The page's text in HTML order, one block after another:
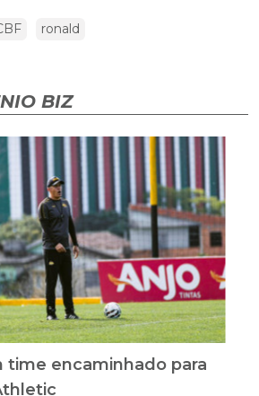
ronald
BIZ
time encaminhado para